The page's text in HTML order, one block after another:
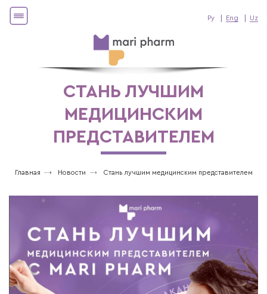
Ру Eng Uz
СТАНЬ ЛУЧШИМ
МЕДИЦИНСКИМ
ПРЕДСТАВИТЕЛЕМ
Главная Новости Стань лучшим медицинским представителем